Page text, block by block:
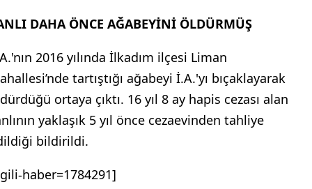
DAHA ÖNCE AĞABEYİNİ ÖLDÜRMÜŞ
2016 yılında İlkadım ilçesi Liman
tartıştığı ağabeyi İ.A.'yı bıçaklayarak
ortaya çıktı. 16 yıl 8 ay hapis cezası alan
yaklaşık 5 yıl önce cezaevinden tahliye
bildirildi.
haber=1784291]